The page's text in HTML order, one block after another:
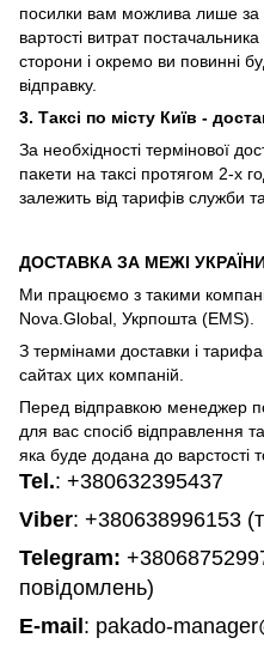
посилки вам можлива лише за
вартості витрат
сторони і окремо ви повинні
відправку.
3. Таксі по місту Київ -
За необхідності термінової
пакети на таксі протягом 2-х
залежить від тарифів служби
ДОСТАВКА ЗА МЕЖІ
Ми працюємо з такими
Nova.Global, Укрпошта (EMS).
З термінами доставки і
сайтах цих компаній.
Перед відправкою менеджер
для вас спосіб відправлення
яка буде додана до варстості
Tel.: +380632395437
Viber: +380638996153
Telegram:
повідомлень)
E-mail: pakado-